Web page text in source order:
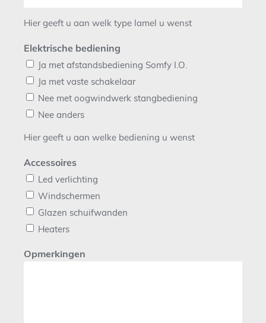
Hier geeft u aan welk type lamel u wenst
Elektrische bediening
Ja met afstandsbediening Somfy I.O.
Ja met vaste schakelaar
Nee met oogwindwerk stangbediening
Nee anders
Hier geeft u aan welke bediening u wenst
Accessoires
Led verlichting
Windschermen
Glazen schuifwanden
Heaters
Opmerkingen